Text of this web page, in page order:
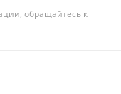
обращайтесь к